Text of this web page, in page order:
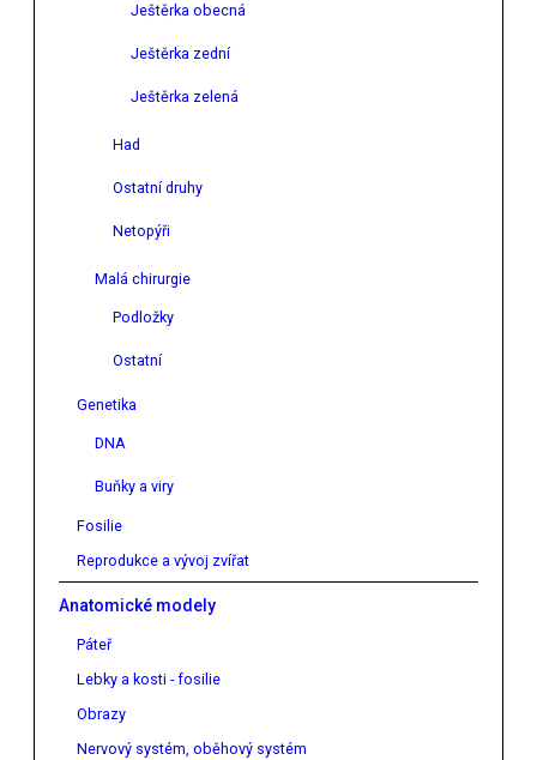
Ještěrka obecná
Ještěrka zední
Ještěrka zelená
Had
Ostatní druhy
Netopýři
Malá chirurgie
Podložky
Ostatní
Genetika
DNA
Buňky a viry
Fosilie
Reprodukce a vývoj zvířat
Anatomické modely
Páteř
Lebky a kosti - fosilie
Obrazy
Nervový systém, oběhový systém